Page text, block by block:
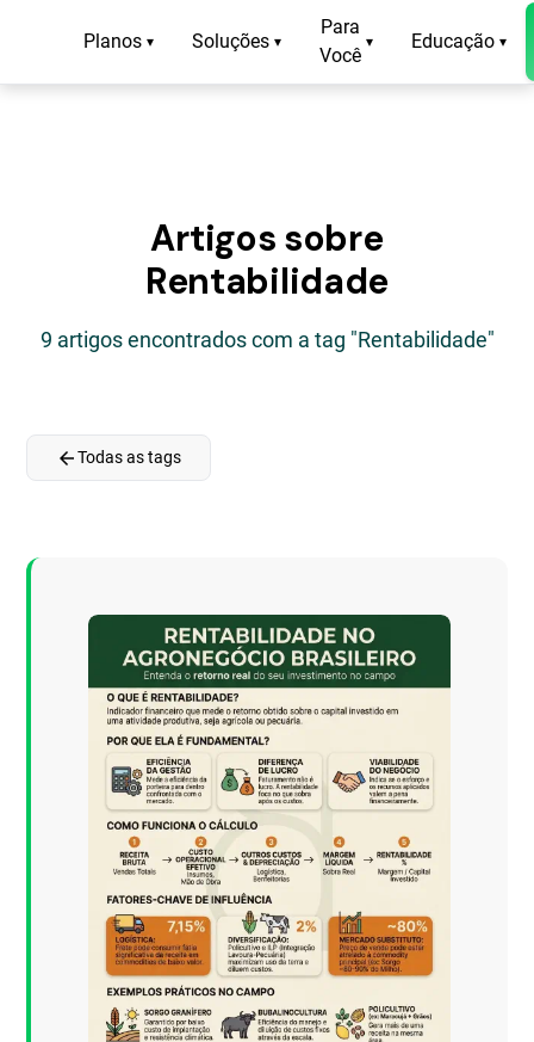
Planos ▾ Soluções ▾
Para
Você
▾ Educação ▾
Artigos sobre
Rentabilidade
9 artigos encontrados com a tag "Rentabilidade"
arrow_backTodas as tags